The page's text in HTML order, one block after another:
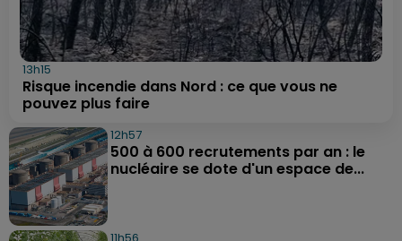
13h15
Risque incendie dans Nord : ce que vous ne
pouvez plus faire
12h57
500 à 600 recrutements par an : le
nucléaire se dote d'un espace de...
11h56